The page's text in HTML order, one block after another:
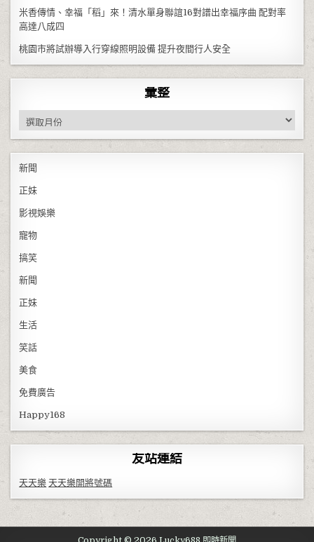
米香傳情、幸福「稻」來！清水單身聯誼16對譜出幸福序曲 配對率
高達八成四
桃園市將試辦導入行穿線照明設備 提升夜間行人安全
彙整
彙整
新聞
正妹
影視娛樂
寵物
搞笑
新聞
正妹
生活
笑話
美食
免費廣告
Happy168
友站連結
天天樂 天天樂開將號碼